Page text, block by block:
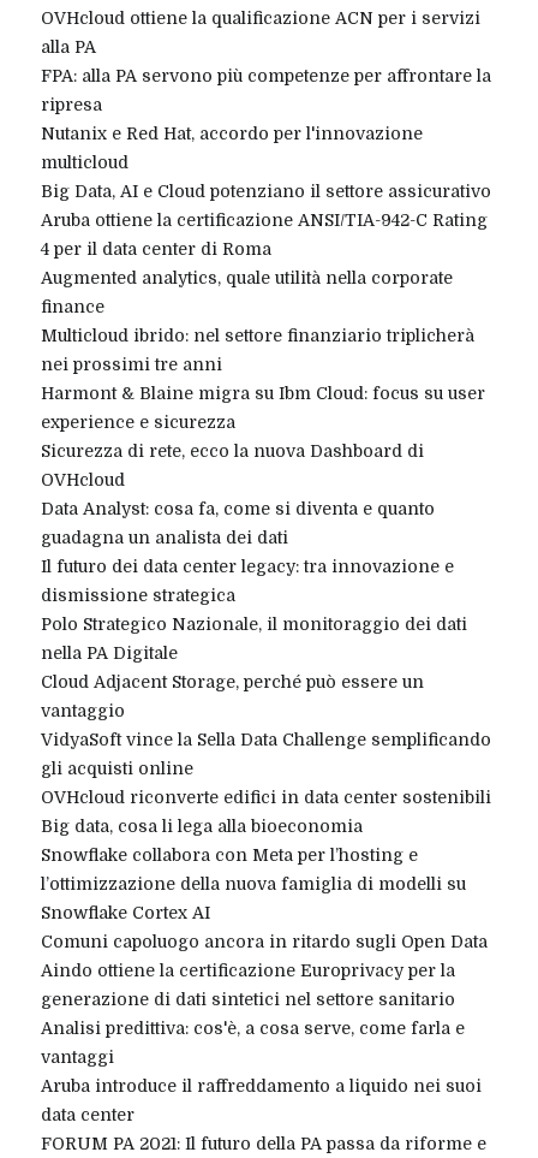
OVHcloud ottiene la qualificazione ACN per i servizi
alla PA
FPA: alla PA servono più competenze per affrontare la
ripresa
Nutanix e Red Hat, accordo per l'innovazione
multicloud
Big Data, AI e Cloud potenziano il settore assicurativo
Aruba ottiene la certificazione ANSI/TIA-942-C Rating
4 per il data center di Roma
Augmented analytics, quale utilità nella corporate
finance
Multicloud ibrido: nel settore finanziario triplicherà
nei prossimi tre anni
Harmont & Blaine migra su Ibm Cloud: focus su user
experience e sicurezza
Sicurezza di rete, ecco la nuova Dashboard di
OVHcloud
Data Analyst: cosa fa, come si diventa e quanto
guadagna un analista dei dati
Il futuro dei data center legacy: tra innovazione e
dismissione strategica
Polo Strategico Nazionale, il monitoraggio dei dati
nella PA Digitale
Cloud Adjacent Storage, perché può essere un
vantaggio
VidyaSoft vince la Sella Data Challenge semplificando
gli acquisti online
OVHcloud riconverte edifici in data center sostenibili
Big data, cosa li lega alla bioeconomia
Snowflake collabora con Meta per l’hosting e
l’ottimizzazione della nuova famiglia di modelli su
Snowflake Cortex AI
Comuni capoluogo ancora in ritardo sugli Open Data
Aindo ottiene la certificazione Europrivacy per la
generazione di dati sintetici nel settore sanitario
Analisi predittiva: cos'è, a cosa serve, come farla e
vantaggi
Aruba introduce il raffreddamento a liquido nei suoi
data center
FORUM PA 2021: Il futuro della PA passa da riforme e